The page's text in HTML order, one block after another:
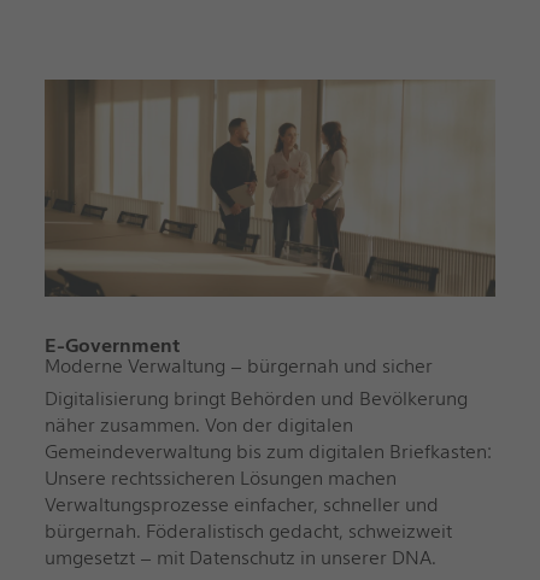
E-Government
Moderne Verwaltung – bürgernah und sicher
Digitalisierung bringt Behörden und Bevölkerung
näher zusammen. Von der digitalen
Gemeindeverwaltung bis zum digitalen Briefkasten:
Unsere rechtssicheren Lösungen machen
Verwaltungsprozesse einfacher, schneller und
bürgernah. Föderalistisch gedacht, schweizweit
umgesetzt – mit Datenschutz in unserer DNA.